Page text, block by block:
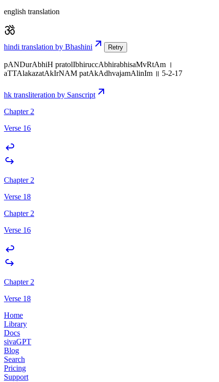
english translation
hindi translation by Bhashini Retry
pANDurAbhiH pratolIbhiruccAbhirabhisaMvRtAm ।
aTTAlakazatAkIrNAM patAkAdhvajamAlinIm ॥ 5-2-17
hk transliteration by Sanscript
Chapter 2
Verse 16
Chapter 2
Verse 18
Chapter 2
Verse 16
Chapter 2
Verse 18
Home
Library
Docs
sivaGPT
Blog
Search
Pricing
Support